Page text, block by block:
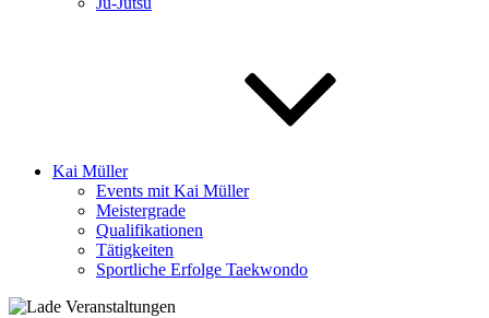
Kai Müller
Events mit Kai Müller
Meistergrade
Qualifikationen
Tätigkeiten
Sportliche Erfolge Taekwondo